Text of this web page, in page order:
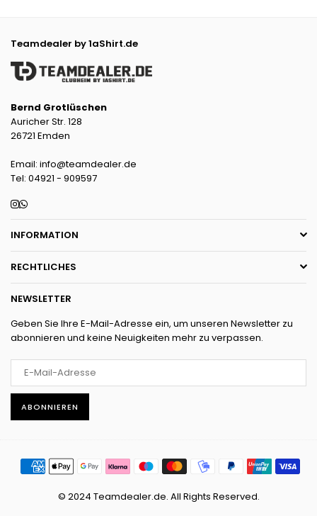
Teamdealer by 1aShirt.de
Bernd Grotlüschen
Auricher Str. 128
26721 Emden
Email: info@teamdealer.de
Tel: 04921 - 909597
Instagram
Whatsapp
INFORMATION
RECHTLICHES
NEWSLETTER
Geben Sie Ihre E-Mail-Adresse ein, um unseren Newsletter zu
abonnieren und keine Neuigkeiten mehr zu verpassen.
ABONNIEREN
© 2024 Teamdealer.de. All Rights Reserved.